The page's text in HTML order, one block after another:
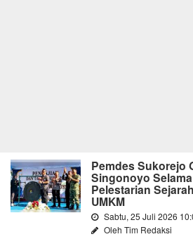
Pemdes Sukorejo
Singonoyo
Pelestarian
UMKM
Sabtu, 25 Juli 2026
Oleh Tim Redaksi